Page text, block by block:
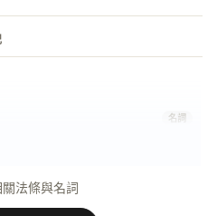
名詞
法條與名詞